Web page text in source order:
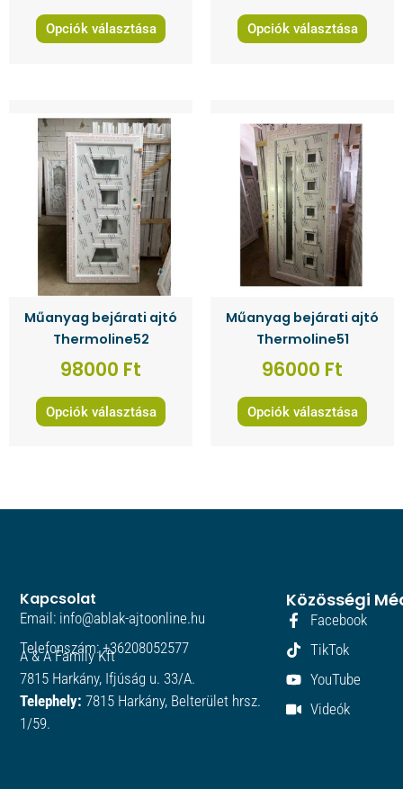
Opciók választása Opciók választása
Műanyag bejárati ajtó
Thermoline52
98000 Ft
Opciók választása
a
terméknek
több
variációja
van.
A
változatok
a
választhatók
ki
Műanyag bejárati ajtó
Thermoline51
96000 Ft
Opciók választása
a
terméknek
több
variációja
van.
A
változatok
a
választhatók
ki
Közösségi
Facebook
TikTok
YouTube
Videók
Kapcsolat
A & A Family Kft
7815 Harkány, Ifjúság u. 33/A.
Telephely: 7815 Harkány, Belterület hrsz.
1/59.
Email: info@ablak-ajtoonline.hu
Telefonszám: +36208052577